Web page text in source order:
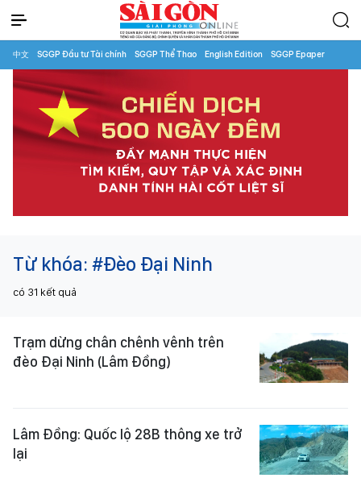
中文 SGGP Đầu tư Tài chính SGGP Thể Thao English Edition SGGP Epaper
Từ khóa: #Đèo Đại Ninh
có 31 kết quả
Trạm dừng chân chênh vênh trên
đèo Đại Ninh (Lâm Đồng)
Lâm Đồng: Quốc lộ 28B thông xe trở
lại